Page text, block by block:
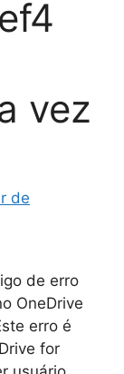
vez
de
de erro
OneDrive
erro é
for